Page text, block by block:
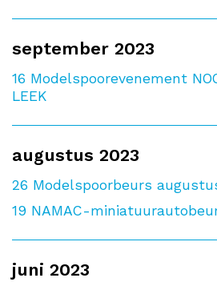
september 2023
16 Modelspoorevenement
LEEK
augustus 2023
26 Modelspoorbeurs
19 NAMAC-
juni 2023